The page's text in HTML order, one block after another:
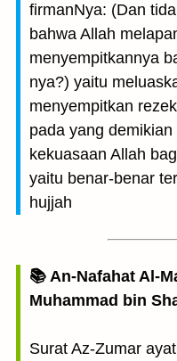
firmanNya: (Dan
bahwa Allah
menyempitkannya
nya?) yaitu
menyempitkan
pada yang
kekuasaan Allah
yaitu benar-benar
hujjah
📚 An-Nafahat Al-
Muhammad bin
Surat Az-Zumar